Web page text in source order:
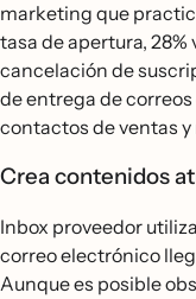
marketing que
tasa de apertura,
cancelación de
de entrega de
contactos de ventas
Crea contenidos
Inbox proveedor
correo electrónico
Aunque es posible